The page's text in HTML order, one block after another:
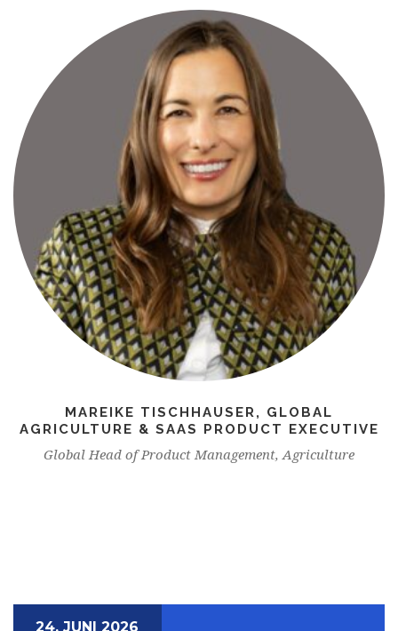
MAREIKE TISCHHAUSER, GLOBAL
AGRICULTURE & SAAS PRODUCT EXECUTIVE
Global Head of Product Management, Agriculture
24. JUNI 2026